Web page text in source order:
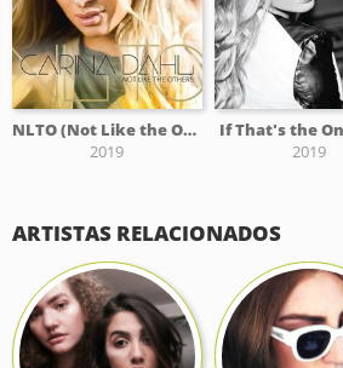
NLTO (Not Like the Others)
2019
If That's the
2019
ARTISTAS RELACIONADOS